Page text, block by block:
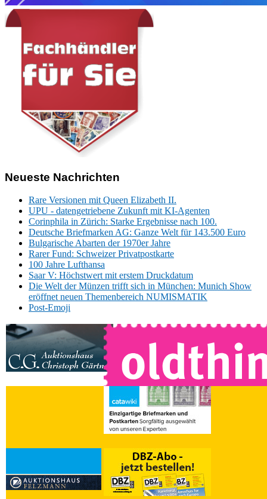
Neueste Nachrichten
Rare Versionen mit Queen Elizabeth II.
UPU - datengetriebene Zukunft mit KI-Agenten
Corinphila in Zürich: Starke Ergebnisse nach 100.
Deutsche Briefmarken AG: Ganze Welt für 143.500 Euro
Bulgarische Abarten der 1970er Jahre
Rarer Fund: Schweizer Privatpostkarte
100 Jahre Lufthansa
Saar V: Höchstwert mit erstem Druckdatum
Die Welt der Münzen trifft sich in München: Munich Show
eröffnet neuen Themenbereich NUMISMATIK
Post-Emoji